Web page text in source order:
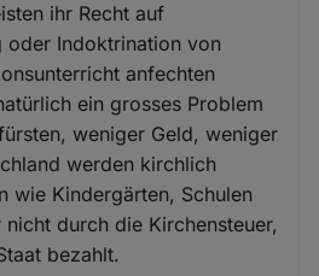
ihr Recht auf
oder Indoktrination von
anfechten
ein grosses Problem
weniger Geld, weniger
werden kirchlich
wie Kindergärten, Schulen
durch die Kirchensteuer,
bezahlt.